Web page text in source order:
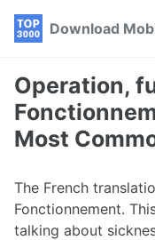
Skip
navigation
Skip
Skip
Download
Operation,
Most
The French
Fonctionnement.
talking about